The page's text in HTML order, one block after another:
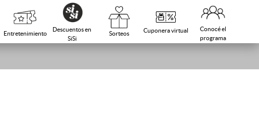
Entretenimiento
Descuentos en
SiSi
Sorteos Cuponera virtual
Conocé el
programa